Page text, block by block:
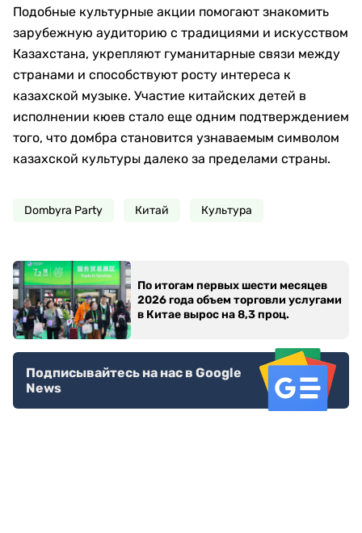
Подобные культурные акции помогают знакомить
зарубежную аудиторию с традициями и искусством
Казахстана, укрепляют гуманитарные связи между
странами и способствуют росту интереса к
казахской музыке. Участие китайских детей в
исполнении кюев стало еще одним подтверждением
того, что домбра становится узнаваемым символом
казахской культуры далеко за пределами страны.
Dombyra Party Китай Культура
По итогам первых шести месяцев
2026 года объем торговли услугами
в Китае вырос на 8,3 проц.
Подписывайтесь на нас в Google
News